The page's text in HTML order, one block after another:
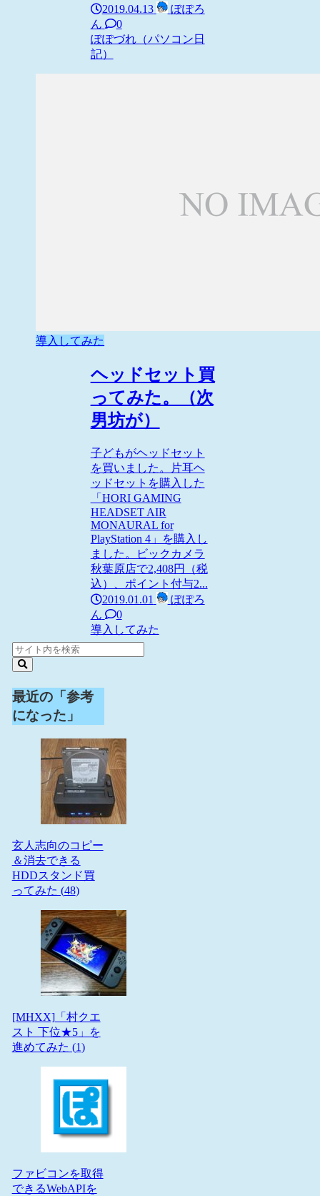
2019.04.13
ぽぽろ
ん
0
ぽぽづれ（パソコン日
記）
導入してみた
ヘッドセット買
ってみた。（次
男坊が）
子どもがヘッドセット
を買いました。片耳ヘ
ッドセットを購入した
「HORI GAMING
HEADSET AIR
MONAURAL for
PlayStation 4」を購入し
ました。ビックカメラ
秋葉原店で2,408円（税
込）、ポイント付与2...
2019.01.01
ぽぽろ
ん
0
導入してみた
最近の「参考
になった」
玄人志向のコピー
＆消去できる
HDDスタンド買
ってみた (48)
[MHXX]「村クエ
スト 下位★5」を
進めてみた (1)
ファビコンを取得
できるWebAPIを